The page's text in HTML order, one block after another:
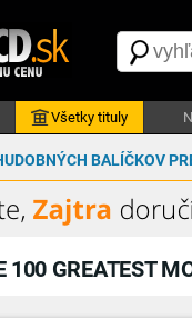
Všetky tituly
BALÍČKOV
100 GREATEST